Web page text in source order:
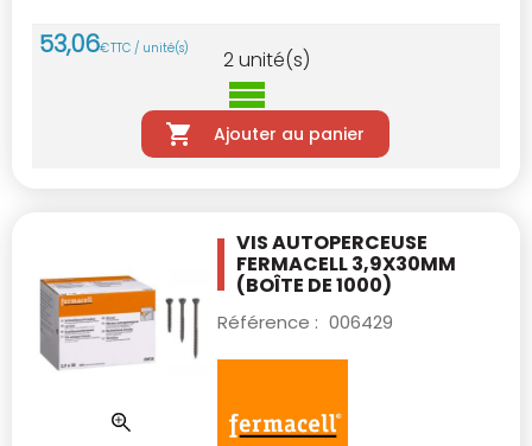
53,06€TTC / unité(s) 2unité(s)
Ajouter au panier
VIS AUTOPERCEUSE
FERMACELL 3,9X30MM
(BOÎTE DE 1000)
Référence : 006429